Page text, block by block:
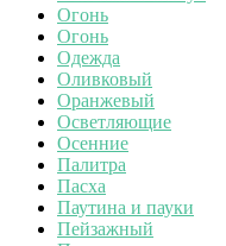
Огонь
Огонь
Одежда
Оливковый
Оранжевый
Осветляющие
Осенние
Палитра
Пасха
Паутина и пауки
Пейзажный